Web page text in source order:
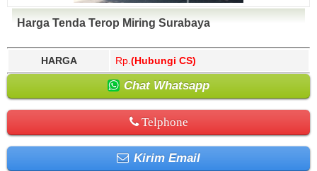
Harga Tenda Terop Miring Surabaya
HARGA Rp. (Hubungi CS)
Chat Whatsapp
Telphone
Kirim Email